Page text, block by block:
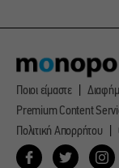
Ποιοι είμαστε
Premium Content
Πολιτική Απορρήτου